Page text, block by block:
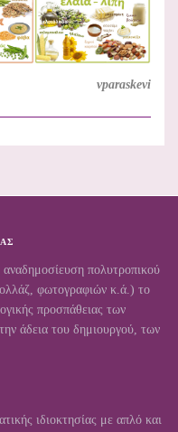
vparaskevi
αναδημοσίευση πολυτροπικού
φωτογραφιών κ.ά.) το
προσπάθειας των
άδεια του δημιουργού, των
ιδιοκτησίας με απλό και